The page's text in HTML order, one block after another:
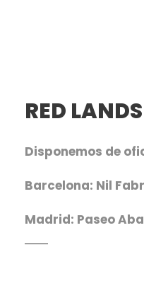
RED
Disponemos de
Barcelona: Nil
Madrid: Paseo